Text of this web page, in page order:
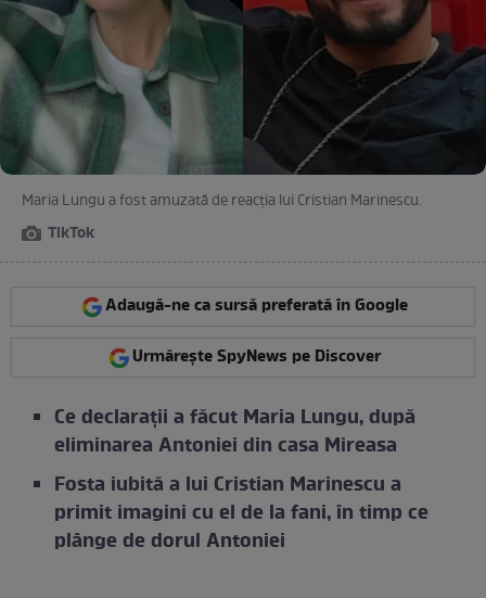
Maria Lungu a fost amuzată de reacția lui Cristian Marinescu.
TikTok
Adaugă-ne ca sursă preferată în Google
Urmărește SpyNews pe Discover
Ce declarații a făcut Maria Lungu, după
eliminarea Antoniei din casa Mireasa
Fosta iubită a lui Cristian Marinescu a
primit imagini cu el de la fani, în timp ce
plânge de dorul Antoniei